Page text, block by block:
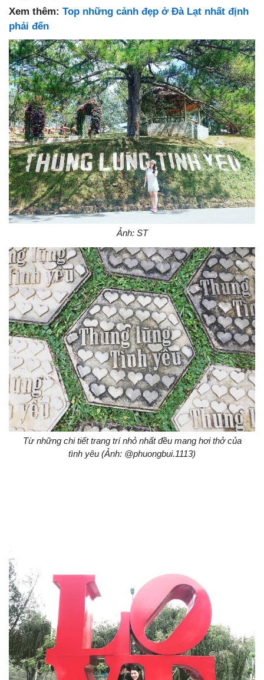
Xem thêm: Top những cảnh đẹp ở Đà Lạt nhất định
phải đến
Ảnh: ST
Từ những chi tiết trang trí nhỏ nhất đều mang hơi thở của
tình yêu (Ảnh: @phuongbui.1113)